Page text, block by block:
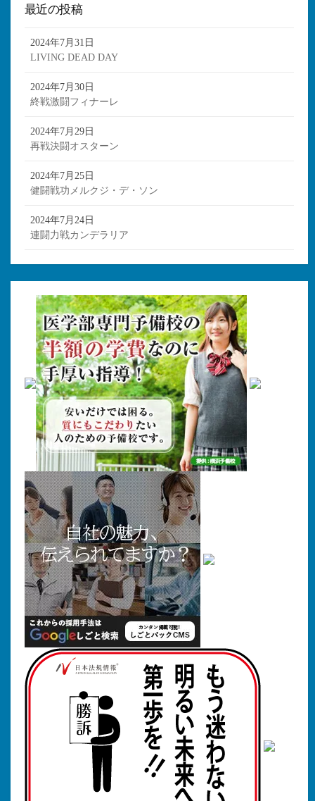
最近の投稿
2024年7月31日
LIVING DEAD DAY
2024年7月30日
終戦激闘フィナーレ
2024年7月29日
再戦決闘オスターン
2024年7月25日
健闘戦功メルクジ・デ・ソン
2024年7月24日
連闘力戦カンデラリア